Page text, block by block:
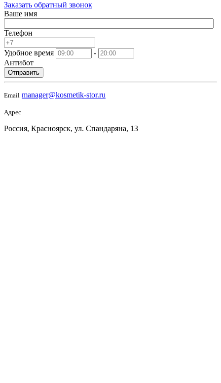
Заказать обратный звонок
Ваше имя
Телефон
Удобное время
-
Антибот
Отправить
Email manager@kosmetik-stor.ru
Адрес
Россия, Красноярск, ул. Спандаряна, 13